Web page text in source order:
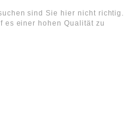
sind Sie hier nicht richtig.
es einer hohen Qualität zu